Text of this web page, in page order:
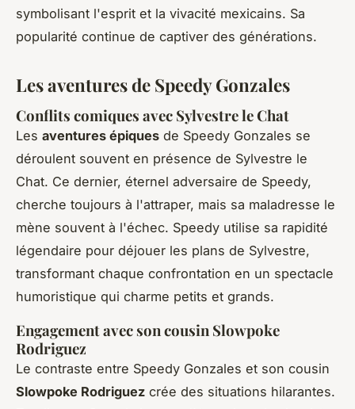
symbolisant l'esprit et la vivacité mexicains. Sa
popularité continue de captiver des générations.
Les aventures de Speedy Gonzales
Conflits comiques avec Sylvestre le Chat
Les aventures épiques de Speedy Gonzales se
déroulent souvent en présence de Sylvestre le
Chat. Ce dernier, éternel adversaire de Speedy,
cherche toujours à l'attraper, mais sa maladresse le
mène souvent à l'échec. Speedy utilise sa rapidité
légendaire pour déjouer les plans de Sylvestre,
transformant chaque confrontation en un spectacle
humoristique qui charme petits et grands.
Engagement avec son cousin Slowpoke
Rodriguez
Le contraste entre Speedy Gonzales et son cousin
Slowpoke Rodriguez crée des situations hilarantes.